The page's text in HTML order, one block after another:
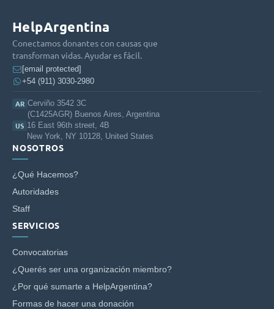
HelpArgentina
Conectamos donantes con causas que
transforman vidas. Ayudar es fácil.
[email protected]
+54 (911) 3030-2980
AR Cerviño 3542 3C
(C1425AGR) Buenos Aires, Argentina
US 16 East 96th street, 4B
New York, NY 10128, United States
NOSOTROS
¿Qué Hacemos?
Autoridades
Staff
SERVICIOS
Convocatorias
¿Querés ser una organización miembro?
¿Por qué sumarte a HelpArgentina?
Formas de hacer una donación